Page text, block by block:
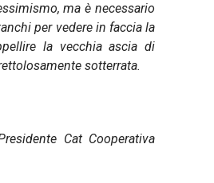
ma è necessario
per vedere in faccia la
la vecchia ascia di
sotterrata.
Cat Cooperativa